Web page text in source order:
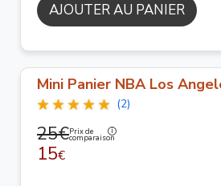
AJOUTER AU PANIER
Mini Panier NBA Los
(2)
25€Prix de
comparaison
15€